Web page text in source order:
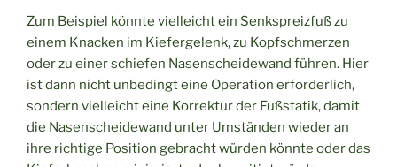
Zum Beispiel könnte vielleicht ein Senkspreizfuß zu
einem Knacken im Kiefergelenk, zu Kopfschmerzen
oder zu einer schiefen Nasenscheidewand führen. Hier
ist dann nicht unbedingt eine Operation erforderlich,
sondern vielleicht eine Korrektur der Fußstatik, damit
die Nasenscheidewand unter Umständen wieder an
ihre richtige Position gebracht würden könnte oder das